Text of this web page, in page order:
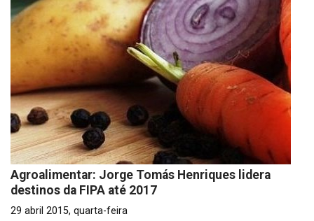
Agroalimentar: Jorge Tomás Henriques lidera
destinos da FIPA até 2017
29 abril 2015, quarta-feira